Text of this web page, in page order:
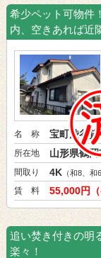
希少ペット可物件
内、空きあれば近
名 称 宝町渋谷
所在地 山形県鶴
間取り 4K （和8、和
賃 料 55,000円（
追い焚き付きの明
楽々！